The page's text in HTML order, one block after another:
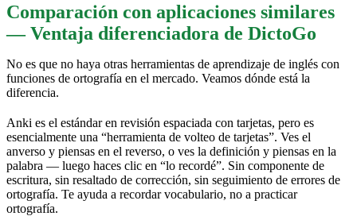
Comparación con aplicaciones similares
— Ventaja diferenciadora de DictoGo
No es que no haya otras herramientas de aprendizaje de inglés con
funciones de ortografía en el mercado. Veamos dónde está la
diferencia.
Anki es el estándar en revisión espaciada con tarjetas, pero es
esencialmente una “herramienta de volteo de tarjetas”. Ves el
anverso y piensas en el reverso, o ves la definición y piensas en la
palabra — luego haces clic en “lo recordé”. Sin componente de
escritura, sin resaltado de corrección, sin seguimiento de errores de
ortografía. Te ayuda a recordar vocabulario, no a practicar
ortografía.